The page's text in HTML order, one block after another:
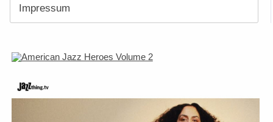
Impressum